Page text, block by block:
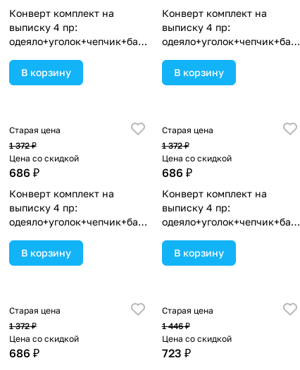
Конверт комплект на
выписку 4 пр:
одеяло+уголок+чепчик+бант
ассортименте.
В корзину
Конверт комплект на
выписку 4 пр:
одеяло+уголок+чепчик+бант
ассортименте.
В корзину
Старая цена
1 372 ₽
Цена со скидкой
686 ₽
Конверт комплект на
выписку 4 пр:
одеяло+уголок+чепчик+бант
ассортименте.
В корзину
Старая цена
1 372 ₽
Цена со скидкой
686 ₽
Конверт комплект на
выписку 4 пр:
одеяло+уголок+чепчик+бант
ассортименте.
В корзину
Старая цена
1 372 ₽
Цена со скидкой
686 ₽
Старая цена
1 446 ₽
Цена со скидкой
723 ₽